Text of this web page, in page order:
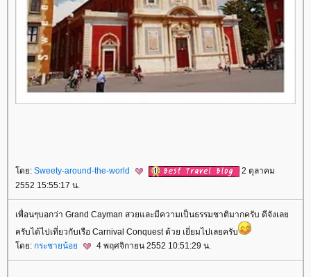
ดย: Sweety-around-the-world
2 ตุลาคม
2552 15:55:17 น.
เพื่อนๆบอกว่า Grand Cayman สวยและมีความเป็นธรรมชาติมากครับ ดีจังเล
ครับได้ไปเที่ยวกับเรือ Carnival Conquest ด้วย เยี่ยมไปเลยครับ
ดย: กระชายน้อ 4 พฤศจิกายน 2552 10:51:29 น.